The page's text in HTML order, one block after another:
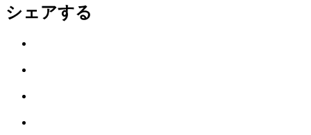
シェアする